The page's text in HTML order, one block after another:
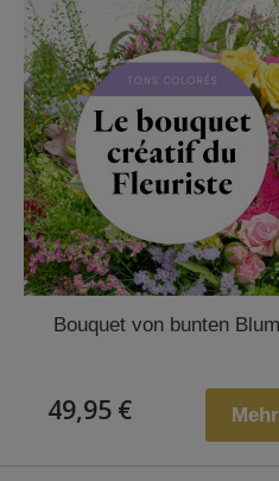
Bouquet von bunten
49,95 € Mehr